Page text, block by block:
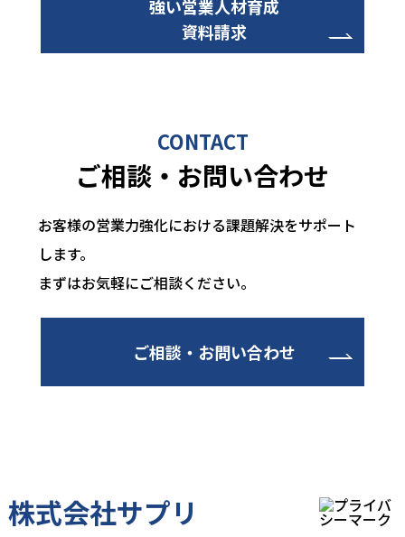
強い営業人材育成
資料請求
CONTACT
ご相談・お問い合わせ
お客様の営業力強化における課題解決をサポート
します。
まずはお気軽にご相談ください。
ご相談・お問い合わせ
株式会社サプリ